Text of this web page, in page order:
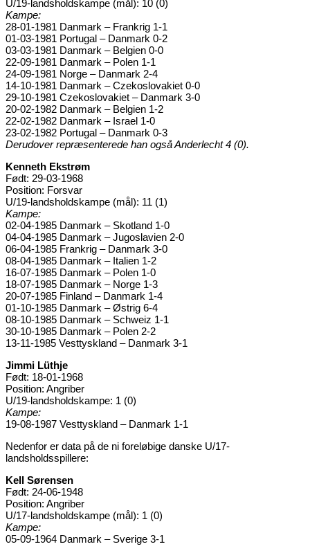
U/19-landsholdskampe (mål): 10 (0)
Kampe:
28-01-1981 Danmark – Frankrig 1-1
01-03-1981 Portugal – Danmark 0-2
03-03-1981 Danmark – Belgien 0-0
22-09-1981 Danmark – Polen 1-1
24-09-1981 Norge – Danmark 2-4
14-10-1981 Danmark – Czekoslovakiet 0-0
29-10-1981 Czekoslovakiet – Danmark 3-0
20-02-1982 Danmark – Belgien 1-2
22-02-1982 Danmark – Israel 1-0
23-02-1982 Portugal – Danmark 0-3
Derudover repræsenterede han også Anderlecht 4 (0).
Kenneth Ekstrøm
Født: 29-03-1968
Position: Forsvar
U/19-landsholdskampe (mål): 11 (1)
Kampe:
02-04-1985 Danmark – Skotland 1-0
04-04-1985 Danmark – Jugoslavien 2-0
06-04-1985 Frankrig – Danmark 3-0
08-04-1985 Danmark – Italien 1-2
16-07-1985 Danmark – Polen 1-0
18-07-1985 Danmark – Norge 1-3
20-07-1985 Finland – Danmark 1-4
01-10-1985 Danmark – Østrig 6-4
08-10-1985 Danmark – Schweiz 1-1
30-10-1985 Danmark – Polen 2-2
13-11-1985 Vesttyskland – Danmark 3-1
Jimmi Lüthje
Født: 18-01-1968
Position: Angriber
U/19-landsholdskampe: 1 (0)
Kampe:
19-08-1987 Vesttyskland – Danmark 1-1
Nedenfor er data på de ni foreløbige danske U/17-
landsholdsspillere:
Kell Sørensen
Født: 24-06-1948
Position: Angriber
U/17-landsholdskampe (mål): 1 (0)
Kampe:
05-09-1964 Danmark – Sverige 3-1